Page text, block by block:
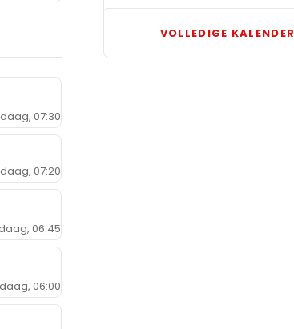
07:30
07:20
06:45
06:00
VOLLEDIGE KALENDER